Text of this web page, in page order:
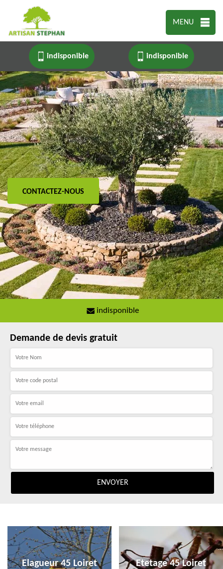
MENU
indisponible indisponible
CONTACTEZ-NOUS
indisponible
Demande de devis gratuit
Elagueur 45 Loiret Etetage 45 Loiret